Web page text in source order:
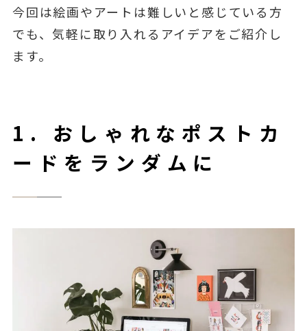
今回は絵画やアートは難しいと感じている方
でも、気軽に取り入れるアイデアをご紹介し
ます。
1. おしゃれなポストカ
ードをランダムに